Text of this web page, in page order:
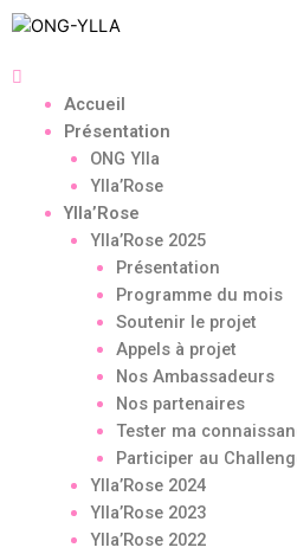
Accueil
Présentation
ONG Ylla
Ylla’Rose
Ylla’Rose
Ylla’Rose 2025
Présentation
Programme du mois
Soutenir le projet
Appels à projet
Nos Ambassadeurs
Nos partenaires
Tester ma
Participer au
Ylla’Rose 2024
Ylla’Rose 2023
Ylla’Rose 2022